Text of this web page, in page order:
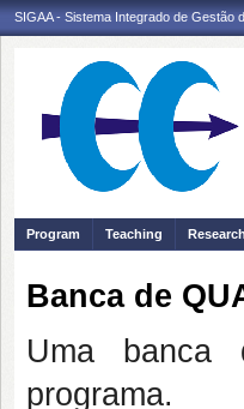
SIGAA - Sistema Integrado de Gestão
Program Teaching
Banca de
Uma banca
programa.